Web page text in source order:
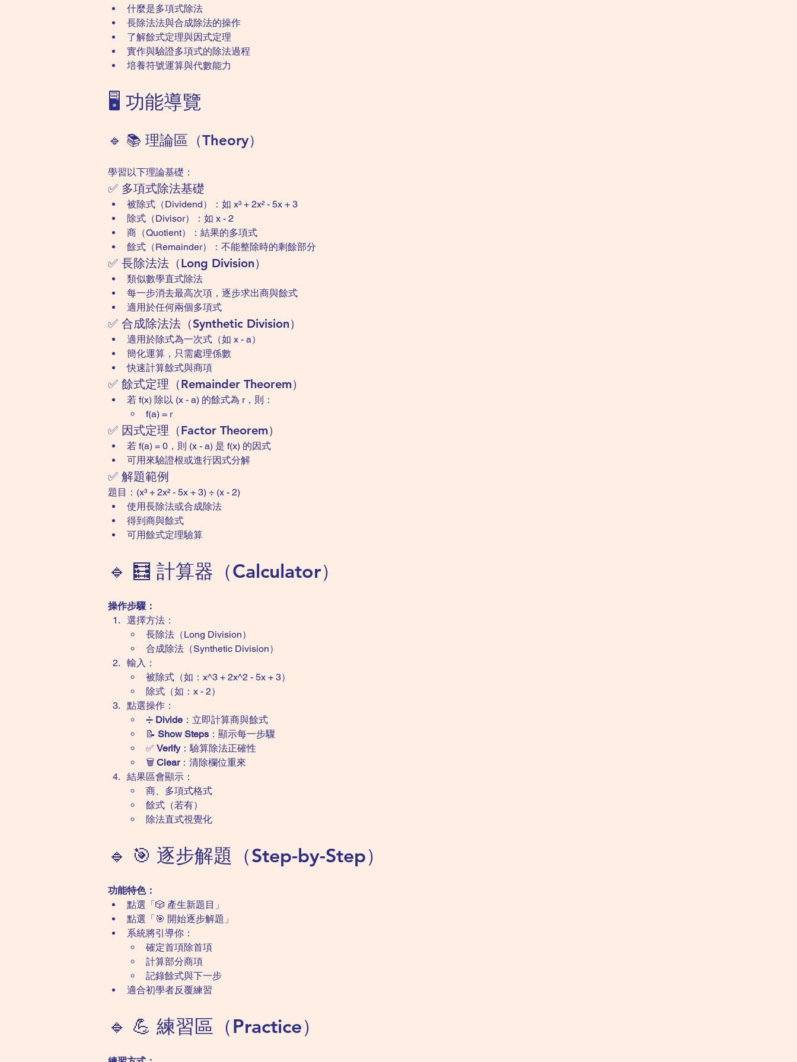
什麼是多項式除法
長除法法與合成除法的操作
了解餘式定理與因式定理
實作與驗證多項式的除法過程
培養符號運算與代數能力
🖥️ 功能導覽
🔹 📚 理論區（Theory）
學習以下理論基礎：
✅ 多項式除法基礎
被除式（Dividend）：如 x³ + 2x² - 5x + 3
除式（Divisor）：如 x - 2
商（Quotient）：結果的多項式
餘式（Remainder）：不能整除時的剩餘部分
✅ 長除法法（Long Division）
類似數學直式除法
每一步消去最高次項，逐步求出商與餘式
適用於任何兩個多項式
✅ 合成除法法（Synthetic Division）
適用於除式為一次式（如 x - a）
簡化運算，只需處理係數
快速計算餘式與商項
✅ 餘式定理（Remainder Theorem）
若 f(x) 除以 (x - a) 的餘式為 r，則：
f(a) = r
✅ 因式定理（Factor Theorem）
若 f(a) = 0，則 (x - a) 是 f(x) 的因式
可用來驗證根或進行因式分解
✅ 解題範例
題目：(x³ + 2x² - 5x + 3) ÷ (x - 2)
使用長除法或合成除法
得到商與餘式
可用餘式定理驗算
🔹 🧮 計算器（Calculator）
操作步驟：
選擇方法：
長除法（Long Division）
合成除法（Synthetic Division）
輸入：
被除式（如：x^3 + 2x^2 - 5x + 3）
除式（如：x - 2）
點選操作：
➗ Divide ：立即計算商與餘式
📝 Show Steps ：顯示每一步驟
✅ Verify：驗算除法正確性
🗑️ Clear：清除欄位重來
結果區會顯示：
商、多項式格式
餘式（若有）
除法直式視覺化
🔹 🎯 逐步解題（Step-by-Step）
功能特色：
點選「🎲 產生新題目」
點選「🎯 開始逐步解題」
系統將引導你：
確定首項除首項
計算部分商項
記錄餘式與下一步
適合初學者反覆練習
🔹 💪 練習區（Practice）